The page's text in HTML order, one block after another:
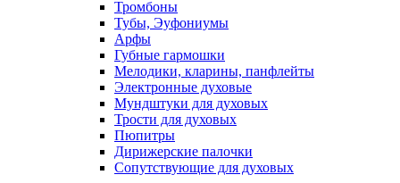
Тромбоны
Тубы, Эуфониумы
Арфы
Губные гармошки
Мелодики, кларины, панфлейты
Электронные духовые
Мундштуки для духовых
Трости для духовых
Пюпитры
Дирижерские палочки
Сопутствующие для духовых